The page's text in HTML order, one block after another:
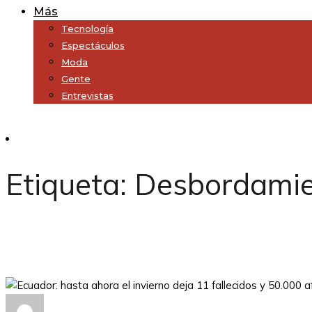
Más
Tecnología
Espectáculos
Moda
Gente
Entrevistas
Etiqueta: